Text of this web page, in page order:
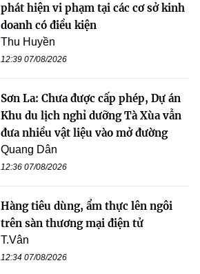
phát hiện vi phạm tại các cơ sở kinh
doanh có điều kiện
Thu Huyền
12:39 07/08/2026
Sơn La: Chưa được cấp phép, Dự án
Khu du lịch nghỉ dưỡng Tà Xùa vẫn
đưa nhiều vật liệu vào mở đường
Quang Dân
12:36 07/08/2026
Hàng tiêu dùng, ẩm thực lên ngôi
trên sàn thương mại điện tử
T.Vân
12:34 07/08/2026